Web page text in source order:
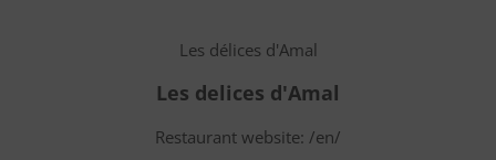
Les délices d'Amal
Les delices d'Amal
Restaurant website: /en/